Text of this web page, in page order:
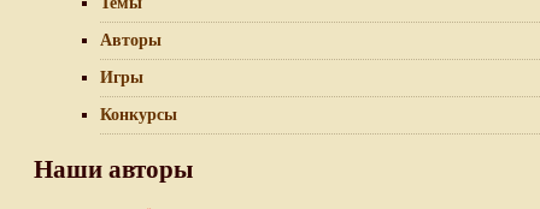
Авторы
Игры
Конкурсы
Наши авторы